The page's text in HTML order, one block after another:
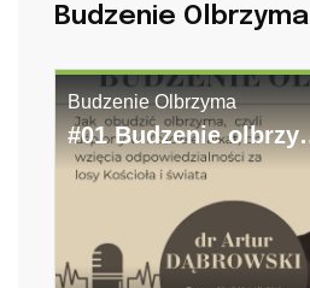
Budzenie Olbrzyma